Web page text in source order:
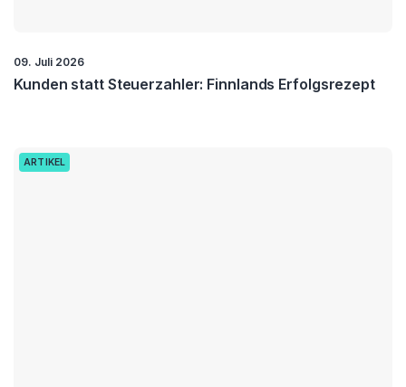
09. Juli 2026
Kunden statt Steuerzahler: Finnlands Erfolgsrezept
ARTIKEL